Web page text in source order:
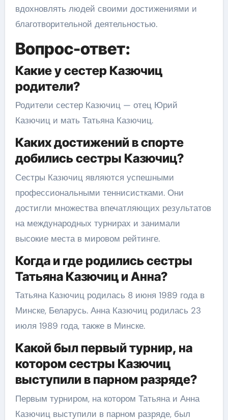
вдохновлять людей своими достижениями и
благотворительной деятельностью.
Вопрос-ответ:
Какие у сестер Казючиц
родители?
Родители сестер Казючиц — отец Юрий
Казючиц и мать Татьяна Казючиц.
Каких достижений в спорте
добились сестры Казючиц?
Сестры Казючиц являются успешными
профессиональными теннисистками. Они
достигли множества впечатляющих результатов
на международных турнирах и занимали
высокие места в мировом рейтинге.
Когда и где родились сестры
Татьяна Казючиц и Анна?
Татьяна Казючиц родилась 8 июня 1989 года в
Минске, Беларусь. Анна Казючиц родилась 23
июля 1989 года, также в Минске.
Какой был первый турнир, на
котором сестры Казючиц
выступили в парном разряде?
Первым турниром, на котором Татьяна и Анна
Казючиц выступили в парном разряде, был